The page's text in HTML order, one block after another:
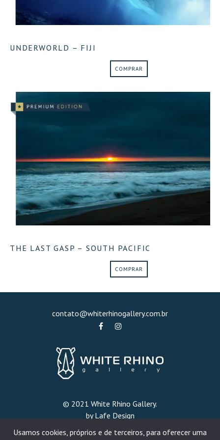
UNDERWORLD – FIJI
COMPRAR
THE LAST GASP – SOUTH PACIFIC
COMPRAR
contato@whiterhinogallery.com.br
© 2021 White Rhino Gallery.
by Lafe Design
Usamos cookies, próprios e de terceiros, para oferecer uma